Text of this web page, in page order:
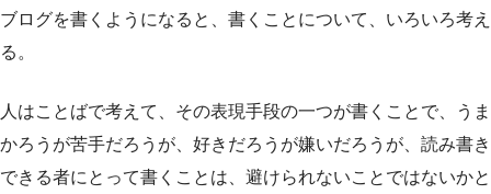
ブログを書くようになると、書くことについて、いろいろ考え
る。
人はことばで考えて、その表現手段の一つが書くことで、うま
かろうが苦手だろうが、好きだろうが嫌いだろうが、読み書き
できる者にとって書くことは、避けられないことではないかと